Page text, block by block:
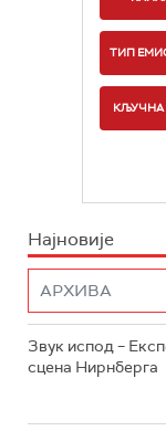
ТИП
КЉУЧНА
Најновије
Звук испод –
сцена Нирнберга